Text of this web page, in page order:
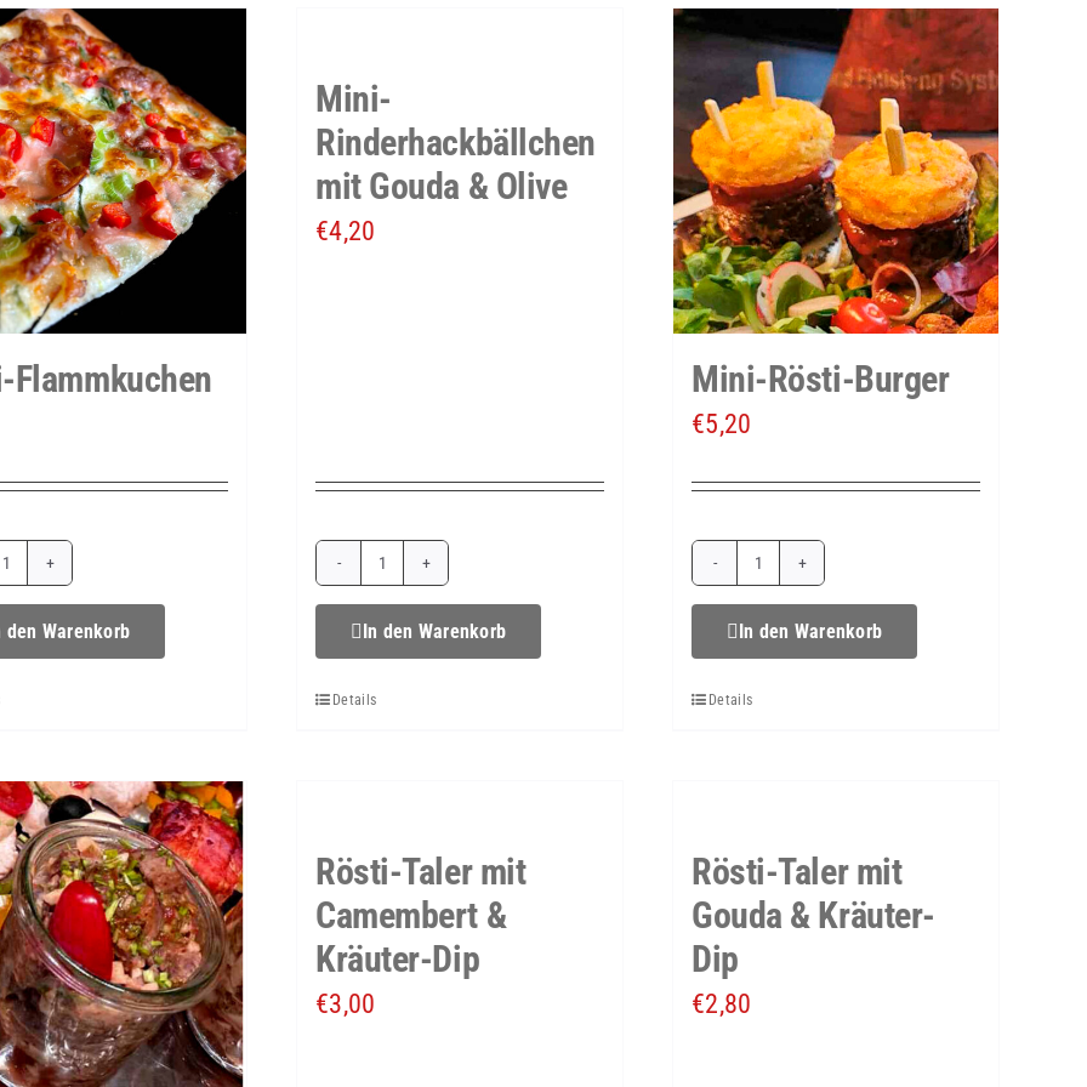
Flammkuchen
Mini-
Flammkuchen
den Warenkorb
Mini-
Rinderhackbällchen
mit Gouda & Olive
€4,20
Mini-
Rinderhackbällchen
Menge
In den Warenkorb
Details
Mini-Rösti-Burger
€5,20
Mini-
Rösti-
In den Warenkorb
Details
Rösti-Taler mit
Camembert &
Kräuter-Dip
€3,00
Rösti-Taler mit
Gouda & Kräuter-
Dip
€2,80